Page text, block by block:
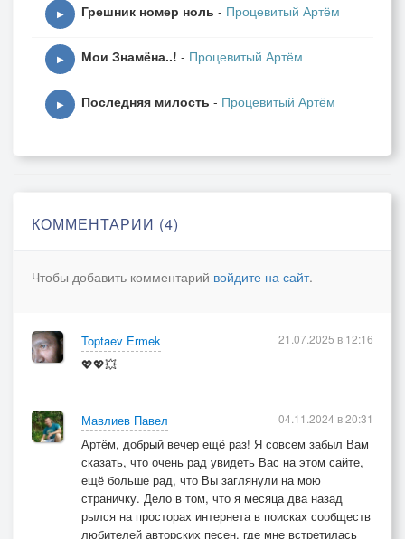
СПЯЩИЙ ФИТИЛЁК
С ИКОНОЧКИ
ПОТЕРЯЛ
ПУСТЬ ЗУБЫ В ПЫЛЬ
ТЕРПИ МОЙ БРАТ
ПРОШЕДШУЮ
В КОТОМОЧКУ ЗАПЛЕЧНУЮ
ПОД УЗЕЛОК
ПОСЛЕДНИМ
ВДОХОМ
ИМЯ БОГА
3 КУПЛЕТ
▶ Грешник номер ноль - Процевитый Артём
▶ Мои Знамёна..! - Процевитый Артём
▶ Последняя милость - Процевитый Артём
КОММЕНТАРИИ (4)
Чтобы добавить комментарий войдите на сайт.
Toptaev Ermek
💖💖💥
21.07.2025 в 12:16
Мавлиев Павел
Артём, добрый вечер ещё раз! Я совсем забыл Вам
сказать, что очень рад увидеть Вас на этом сайте,
ещё больше рад, что Вы заглянули на мою
страничку. Дело в том, что я месяца два назад
рылся на просторах интернета в поисках сообществ
любителей авторских песен, где мне встретилась
04.11.2024 в 20:31